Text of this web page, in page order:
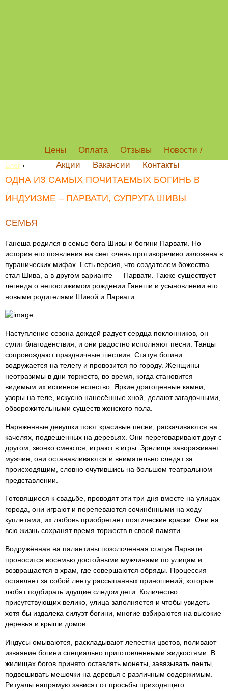
Цены Оплата Отзывы
Новости /
Акции
Вакансии Контакты
Блог ›
ОДНА ИЗ САМЫХ ПОЧИТАЕМЫХ БОГИНЬ В
ИНДУИЗМЕ – ПАРВАТИ, СУПРУГА ШИВЫ
СЕМЬЯ
Ганеша родился в семье бога Шивы и богини Парвати. Но
история его появления на свет очень противоречиво изложена в
пуранических мифах. Есть версия, что создателем божества
стал Шива, а в другом варианте — Парвати. Также существует
легенда о непостижимом рождении Ганеши и усыновлении его
новыми родителями Шивой и Парвати.
Наступление сезона дождей радует сердца поклонников, он
сулит благоденствия, и они радостно исполняют песни. Танцы
сопровождают праздничные шествия. Статуя богини
водружается на телегу и провозится по городу. Женщины
неотразимы в дни торжеств, во время, когда становится
видимым их истинное естество. Яркие драгоценные камни,
узоры на теле, искусно нанесённые хной, делают загадочными,
обворожительными существ женского пола.
Наряженные девушки поют красивые песни, раскачиваются на
качелях, подвешенных на деревьях. Они переговаривают друг с
другом, звонко смеются, играют в игры. Зрелище завораживает
мужчин, они останавливаются и внимательно следят за
происходящим, словно очутившись на большом театральном
представлении.
Готовящиеся к свадьбе, проводят эти три дня вместе на улицах
города, они играют и перепеваются сочинёнными на ходу
куплетами, их любовь приобретает поэтические краски. Они на
всю жизнь сохранят время торжеств в своей памяти.
Водружённая на палантины позолоченная статуя Парвати
проносится восемью достойными мужчинами по улицам и
возвращается в храм, где совершаются обряды. Процессия
оставляет за собой ленту рассыпанных приношений, которые
любят подбирать идущие следом дети. Количество
присутствующих велико, улица заполняется и чтобы увидеть
хотя бы издалека силуэт богини, многие взбираются на высокие
деревья и крыши домов.
Индусы омываются, раскладывают лепестки цветов, поливают
изваяние богини специально приготовленными жидкостями. В
жилищах богов принято оставлять монеты, завязывать ленты,
подвешивать мешочки на деревья с различным содержимым.
Ритуалы напрямую зависят от просьбы приходящего.